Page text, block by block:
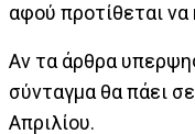
αφού προτίθεται
Αν τα άρθρα
σύνταγμα θα πάει
Απριλίου.